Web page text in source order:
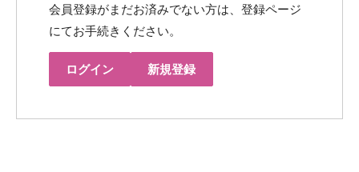
会員登録がまだお済みでない方は、登録ページ
にてお手続きください。
ログイン 新規登録